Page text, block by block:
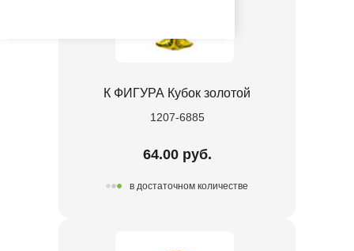
К ФИГУРА Кубок золотой
1207-6885
64.00 руб.
в достаточном количестве